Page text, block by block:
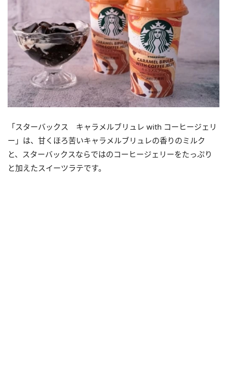
「スターバックス キャラメルブリュレ with コーヒージェリ
ー」は、甘くほろ苦いキャラメルブリュレの香りのミルク
と、スターバックスならではのコーヒージェリーをたっぷり
と加えたスイーツラテです。